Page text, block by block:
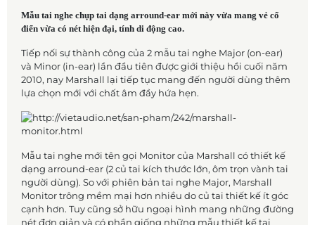
Mẫu tai nghe chụp tai dạng arround-ear mới này vừa mang vẻ cổ
điển vừa có nét hiện đại, tính di động cao.
Tiếp nối sự thành công của 2 mẫu tai nghe Major (on-ear)
và Minor (in-ear) lần đầu tiên được giới thiệu hồi cuối năm
2010, nay Marshall lại tiếp tục mang đến người dùng thêm
lựa chọn mới với chất âm đầy hứa hẹn.
Mẫu tai nghe mới tên gọi Monitor của Marshall có thiết kế
dạng arround-ear (2 củ tai kích thước lớn, ôm trọn vành tai
người dùng). So với phiên bản tai nghe Major, Marshall
Monitor trông mềm mại hơn nhiều do củ tai thiết kế ít góc
cạnh hơn. Tuy cũng sở hữu ngoại hình mang những đường
nét đơn giản và có phần giống những mẫu thiết kế tai